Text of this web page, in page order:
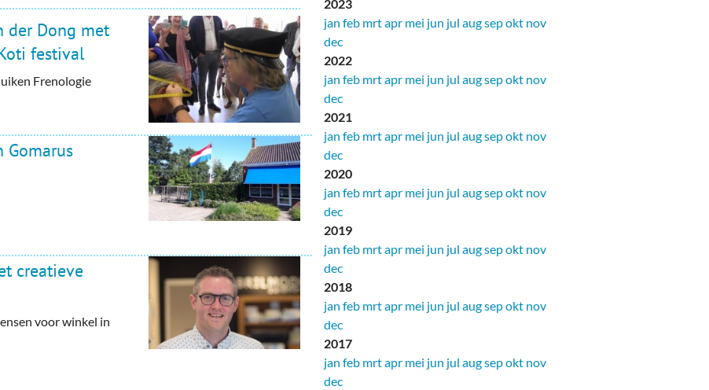
der Dong met
festival
Frenologie
Gomarus
creatieve
voor winkel in
2023
jan feb mrtapr mei jun jul augsepokt nov
dec
2022
jan feb mrtapr mei jun jul augsepokt nov
dec
2021
jan feb mrtapr mei jun jul augsepokt nov
dec
2020
jan feb mrtapr mei jun jul augsepokt nov
dec
2019
jan feb mrtapr mei jun jul augsepokt nov
dec
2018
jan feb mrtapr mei jun jul augsepokt nov
dec
2017
jan feb mrtapr mei jun jul augsepokt nov
dec